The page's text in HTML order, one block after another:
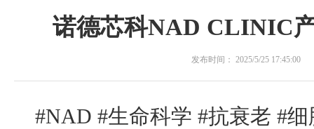
诺德芯科NAD CLINIC
发布时间： 2025/5/25 17:45:00
#NAD #生命科学 #抗衰老 #